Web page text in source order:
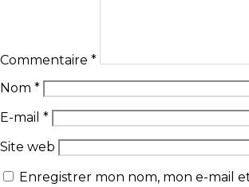
Commentaire *
Nom *
E-mail *
Site web
Enregistrer mon nom, mon e-mail